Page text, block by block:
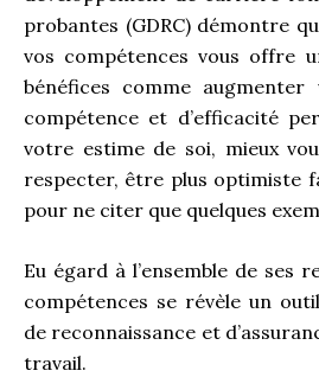
probantes (GDRC) démontre
vos compétences vous offre
bénéfices comme
compétence et d’efficacité
votre estime de soi, mieux
respecter, être plus optimiste
pour ne citer que quelques
Eu égard à l’ensemble de ses
compétences se révèle un
de reconnaissance et
travail.